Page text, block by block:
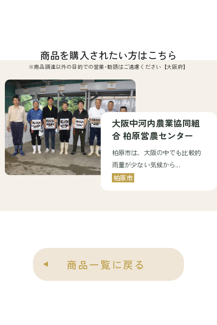
商品を購入されたい方はこちら
※商品調達以外の目的での営業･勧誘はご遠慮ください【大阪府】
大阪中河内農業協同組
合 柏原営農センター
柏原市は、大阪の中でも比較的
雨量が少ない気候から...
柏原市
商品一覧に戻る